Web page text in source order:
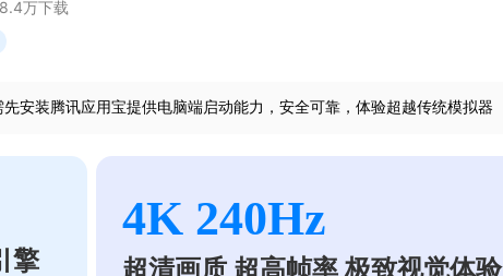
万下载
安装腾讯应用宝提供电脑端启动能力，安全可靠，体验超越传统模拟器
擎
4K 240Hz
超清画质 超高帧率 极致视觉体验